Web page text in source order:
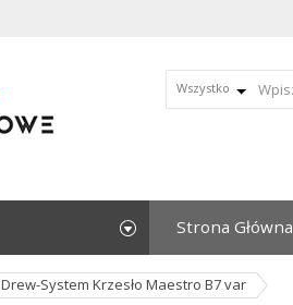
Wszystko
Strona Główna
Drew-System Krzesło Maestro B7 var